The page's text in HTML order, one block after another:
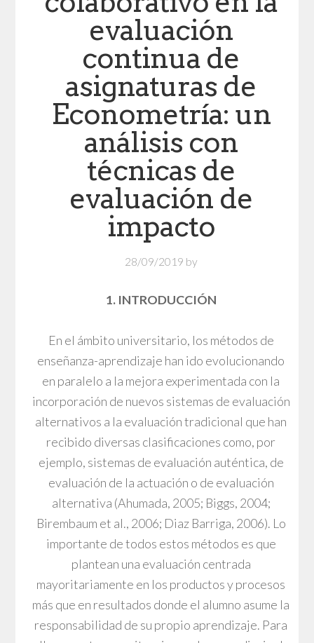
evaluación
continua de
asignaturas de
Econometría: un
análisis con
técnicas de
evaluación de
impacto
28/09/2019 by
1. INTRODUCCIÓN
En el ámbito universitario, los métodos de
enseñanza-aprendizaje han ido evolucionando
en paralelo a la mejora experimentada con la
incorporación de nuevos sistemas de evaluación
alternativos a la evaluación tradicional que han
recibido diversas clasificaciones como, por
ejemplo, sistemas de evaluación auténtica, de
evaluación de la actuación o de evaluación
alternativa (Ahumada, 2005; Biggs, 2004;
Birembaum et al., 2006; Diaz Barriga, 2006). Lo
importante de todos estos métodos es que
plantean una evaluación centrada
mayoritariamente en los productos y procesos
más que en resultados donde el alumno asume la
responsabilidad de su propio aprendizaje. Para